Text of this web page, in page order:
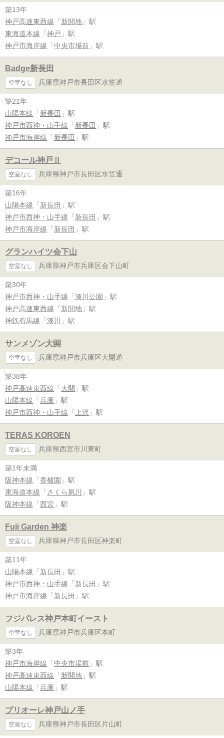
築13年
神戸高速東西線 「 新開地 」駅
東海道本線 「 神戸 」駅
神戸市海岸線 「 中央市場前 」駅
Badge新長田
空室なし 兵庫県神戸市長田区水笠通
築21年
山陽本線 「 新長田 」駅
神戸市西神・山手線 「 新長田 」駅
神戸市海岸線 「 新長田 」駅
デコール神戸Ⅱ
空室なし 兵庫県神戸市長田区水笠通
築16年
山陽本線 「 新長田 」駅
神戸市西神・山手線 「 新長田 」駅
神戸市海岸線 「 新長田 」駅
グランハイツ会下山
空室なし 兵庫県神戸市兵庫区会下山町
築30年
神戸市西神・山手線 「 湊川公園 」駅
神戸高速東西線 「 新開地 」駅
神鉄有馬線 「 湊川 」駅
サンメゾン大開
空室なし 兵庫県神戸市兵庫区大開通
築38年
神戸高速東西線 「 大開 」駅
山陽本線 「 兵庫 」駅
神戸市西神・山手線 「 上沢 」駅
TERAS KOROEN
空室なし 兵庫県西宮市川東町
築1年未満
阪神本線 「 香櫨園 」駅
東海道本線 「 さくら夙川
」駅
阪神本線 「 西宮 」駅
Fuji Garden 神楽
空室なし 兵庫県神戸市長田区神楽町
築11年
山陽本線 「 新長田 」駅
神戸市西神・山手線 「 新長田 」駅
神戸市海岸線 「 新長田 」駅
フジパレス神戸本町イースト
空室なし 兵庫県神戸市兵庫区本町
築3年
神戸市海岸線 「 中央市場前 」駅
神戸高速東西線 「 新開地 」駅
山陽本線 「 兵庫 」駅
プリオーレ神戸山ノ手
空室なし 兵庫県神戸市長田区片山町